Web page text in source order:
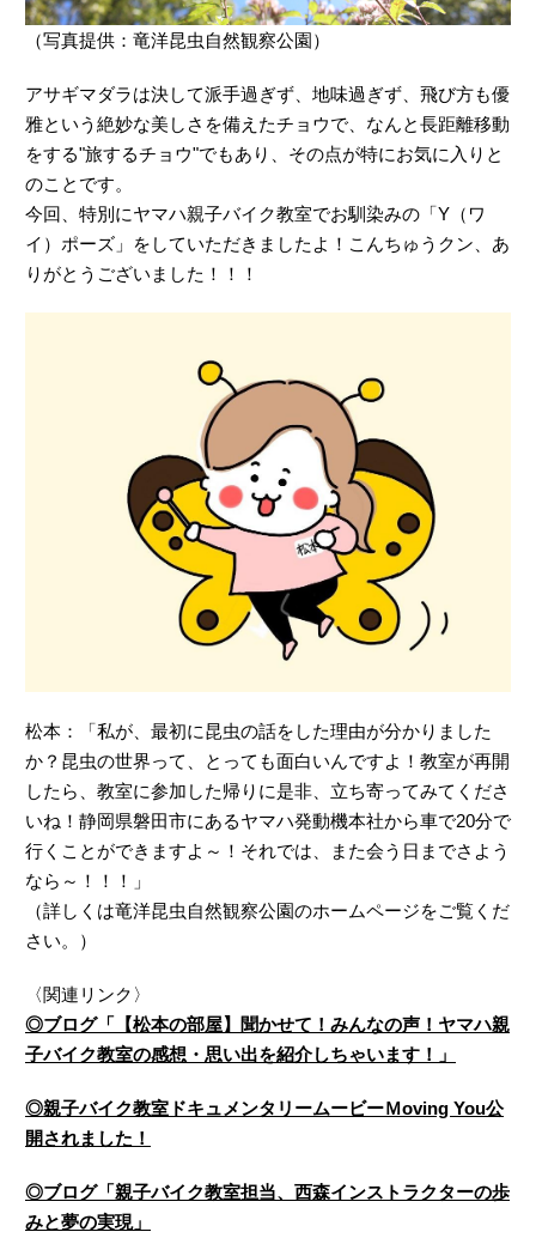
（写真提供：竜洋昆虫自然観察公園）
アサギマダラは決して派手過ぎず、地味過ぎず、飛び方も優
雅という絶妙な美しさを備えたチョウで、なんと長距離移動
をする"旅するチョウ"でもあり、その点が特にお気に入りと
のことです。
今回、特別にヤマハ親子バイク教室でお馴染みの「Y（ワ
イ）ポーズ」をしていただきましたよ！こんちゅうクン、あ
りがとうございました！！！
松本：「私が、最初に昆虫の話をした理由が分かりました
か？昆虫の世界って、とっても面白いんですよ！教室が再開
したら、教室に参加した帰りに是非、立ち寄ってみてくださ
いね！静岡県磐田市にあるヤマハ発動機本社から車で20分で
行くことができますよ～！それでは、また会う日までさよう
なら～！！！」
（詳しくは竜洋昆虫自然観察公園のホームページをご覧くだ
さい。）
〈関連リンク〉
◎ブログ「【松本の部屋】聞かせて！みんなの声！ヤマハ親
子バイク教室の感想・思い出を紹介しちゃいます！」
◎親子バイク教室ドキュメンタリームービーＭoving You公
開されました！
◎ブログ「親子バイク教室担当、西森インストラクターの歩
みと夢の実現」